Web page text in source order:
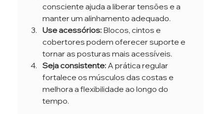
consciente ajuda a liberar tensões e a
manter um alinhamento adequado.
Use acessórios: Blocos, cintos e
cobertores podem oferecer suporte e
tornar as posturas mais acessíveis.
Seja consistente: A prática regular
fortalece os músculos das costas e
melhora a flexibilidade ao longo do
tempo.